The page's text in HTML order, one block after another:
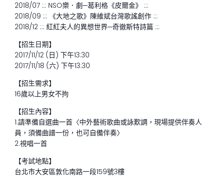
2018/07 ::: NSO樂．劇─葛利格《皮爾金》 :::
2018/09 ::: 《大地之歌》陳維斌台灣歌謠創作 :::
2018/12 ::: 紅紅夫人的異想世界─奇徹斯特詩篇 :::
【招生日期】
2017/11/12 (日) 下午13:30
2017/11/18 (六) 下午13:30
【招生需求】
16歲以上男女不拘
【招生內容】
1.請準備自選曲一首〈中外藝術歌曲或詠歎調，現場提供伴奏人
員，須備曲譜一份，也可自備伴奏〉
2.視唱一首
【考試地點】
台北市大安區敦化南路一段159號3樓